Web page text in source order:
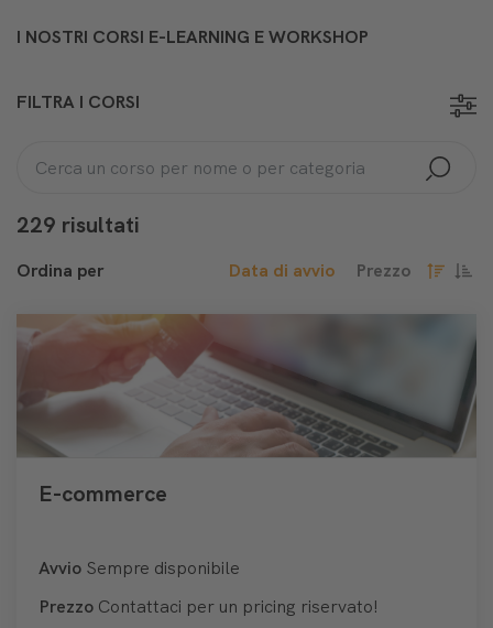
I NOSTRI CORSI E-LEARNING E WORKSHOP
FILTRA I CORSI
229 risultati
Ordina per Data di avvio Prezzo
E-commerce
Avvio Sempre disponibile
Prezzo Contattaci per un pricing riservato!